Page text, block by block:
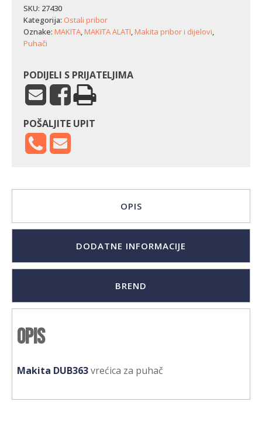
Makita
DUB363
količina
SKU: 27430
Kategorija: Ostali pribor
Oznake: MAKITA,MAKITA ALATI,Makita pribor i dijelovi,
Puhači
PODIJELI S PRIJATELJIMA
POŠALJITE UPIT
OPIS
DODATNE INFORMACIJE
BREND
Opis
Makita DUB363vrećica za puhač